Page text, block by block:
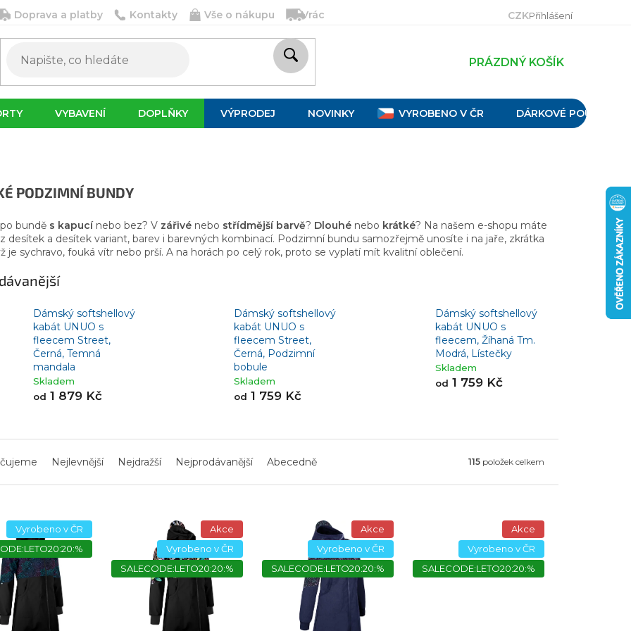
Doprava a platby Kontakty Vše o nákupu Vrácení, výměna a reklamace Velikostní tabulky
CZKPřihlášení
PRÁZDNÝ KOŠÍK
VYBAVENÍ DOPLŇKY VÝPRODEJ NOVINKY VYROBENO V ČR DÁRKOVÉ POUKAZY
PODZIMNÍ BUNDY
bundě s kapucínebo bez? V zářivé nebo střídmější barvě? Dlouhé nebo krátké? Na našem e-shopu máte
desítek a desítek variant, barev i barevných kombinací. Podzimní bundu samozřejmě unosíte i na jaře, zkrátka
je sychravo, fouká vítr nebo prší. A na horách po celý rok, proto se vyplatí mít kvalitní oblečení.
Dámský softshellový
kabát UNUO s
fleecem Street,
Černá, Temná
mandala
Skladem
od 1 879 Kč
Dámský softshellový
kabát UNUO s
fleecem Street,
Černá, Podzimní
bobule
Skladem
od 1 759 Kč
Dámský softshellový
kabát UNUO s
fleecem, Žíhaná Tm.
Modrá, Lístečky
Skladem
od 1 759 Kč
Nejlevnější Nejdražší Nejprodávanější Abecedně 115 položek celkem
Vyrobeno v ČR
Akce
Vyrobeno v ČR
SALECODE:LETO20:20:%
Akce
Vyrobeno v ČR
SALECODE:LETO20:20:%
Akce
Vyrobeno v ČR
SALECODE:LETO20:20:%